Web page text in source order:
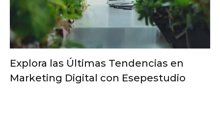
Explora las Últimas Tendencias en
Marketing Digital con Esepestudio